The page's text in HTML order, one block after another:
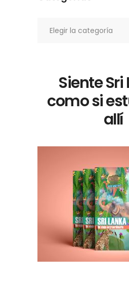
Siente Sri
como si
allí